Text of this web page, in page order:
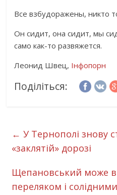
Все взбудоражены, никто
Он сидит, она сидит, мы
само как-то развяжется.
Леонид Швец, Інфопорн
Поділіться:
← У Тернополі знову
«заклятій» дорозі
Щепановський може
переляком і